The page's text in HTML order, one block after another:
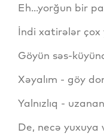
Eh...yorğun bir
İndi xatirələr çox
Göyün səs-
Xəyalım - göy
Yalnızlıq -
De, necə yuxuya